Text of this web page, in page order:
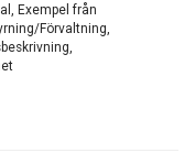
Exempel från
Förvaltning,